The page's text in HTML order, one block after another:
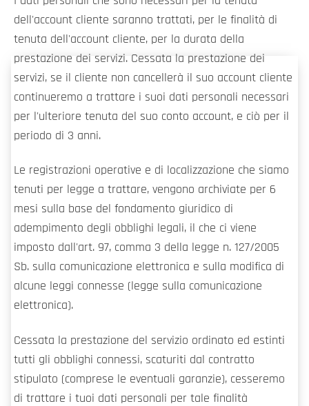
dell'account cliente saranno trattati, per le finalità di
tenuta dell'account cliente, per la durata della
prestazione dei servizi. Cessata la prestazione dei
servizi, se il cliente non cancellerà il suo account cliente
continueremo a trattare i suoi dati personali necessari
per l'ulteriore tenuta del suo conto account, e ciò per il
periodo di 3 anni.
Le registrazioni operative e di localizzazione che siamo
tenuti per legge a trattare, vengono archiviate per 6
mesi sulla base del fondamento giuridico di
adempimento degli obblighi legali, il che ci viene
imposto dall'art. 97, comma 3 della legge n. 127/2005
Sb. sulla comunicazione elettronica e sulla modifica di
alcune leggi connesse (legge sulla comunicazione
elettronica).
Cessata la prestazione del servizio ordinato ed estinti
tutti gli obblighi connessi, scaturiti dal contratto
stipulato (comprese le eventuali garanzie), cesseremo
di trattare i tuoi dati personali per tale finalità